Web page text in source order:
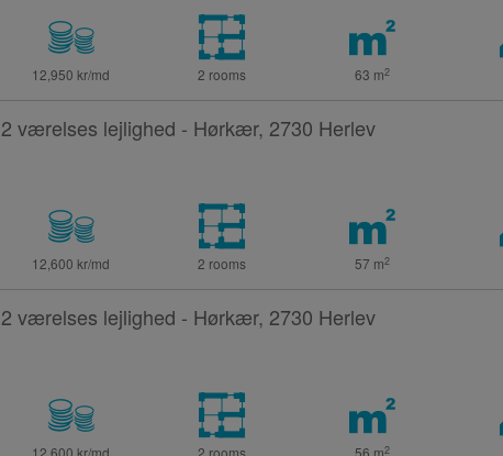
12,950 kr/md 2 rooms 63 m2
2 værelses lejlighed - Hørkær, 2730 Herlev
12,600 kr/md 2 rooms 57 m2
2 værelses lejlighed - Hørkær, 2730 Herlev
12,600 kr/md 2 rooms 56 m2